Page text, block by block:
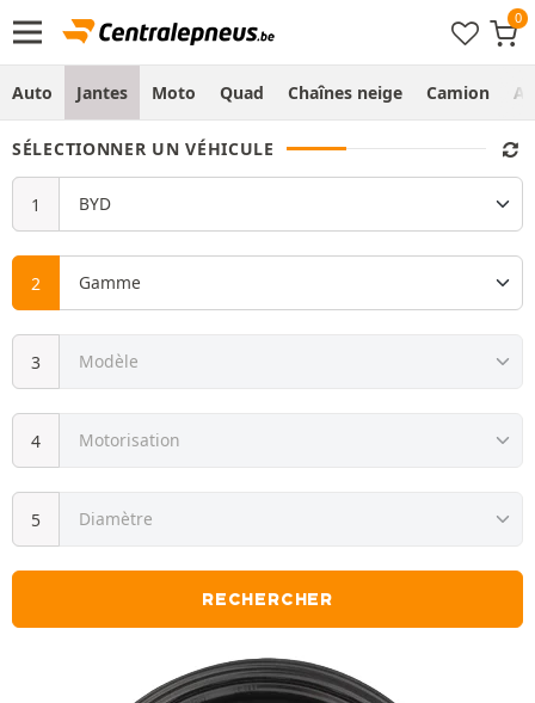
Auto Jantes Moto Quad Chaînes neige Camion
SÉLECTIONNER UN VÉHICULE
RECHERCHER